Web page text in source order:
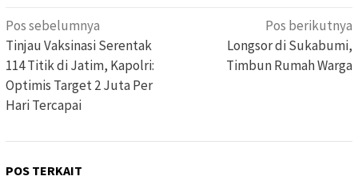
Navigasi
pos
Pos sebelumnya
Tinjau Vaksinasi Serentak
114 Titik di Jatim, Kapolri:
Optimis Target 2 Juta Per
Hari Tercapai
Pos berikutnya
Longsor di Sukabumi,
Timbun Rumah Warga
POS TERKAIT